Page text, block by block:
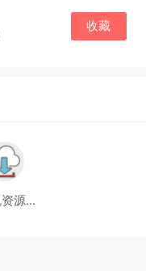
收藏
点读包资源库(试运行)